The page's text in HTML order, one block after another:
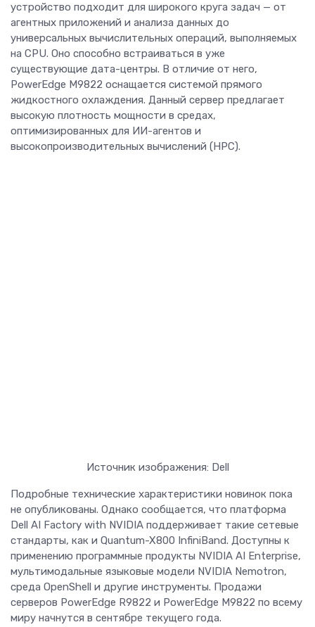
устройство подходит для широкого круга задач — от
агентных приложений и анализа данных до
универсальных вычислительных операций, выполняемых
на CPU. Оно способно встраиваться в уже
существующие дата-центры. В отличие от него,
PowerEdge M9822 оснащается системой прямого
жидкостного охлаждения. Данный сервер предлагает
высокую плотность мощности в средах,
оптимизированных для ИИ-агентов и
высокопроизводительных вычислений (НРС).
Источник изображения: Dell
Подробные технические характеристики новинок пока
не опубликованы. Однако сообщается, что платформа
Dell AI Factory with NVIDIA поддерживает такие сетевые
стандарты, как и Quantum-X800 InfiniBand. Доступны к
применению программные продукты NVIDIA AI Enterprise,
мультимодальные языковые модели NVIDIA Nemotron,
среда OpenShell и другие инструменты. Продажи
серверов PowerEdge R9822 и PowerEdge M9822 по всему
миру начнутся в сентябре текущего года.